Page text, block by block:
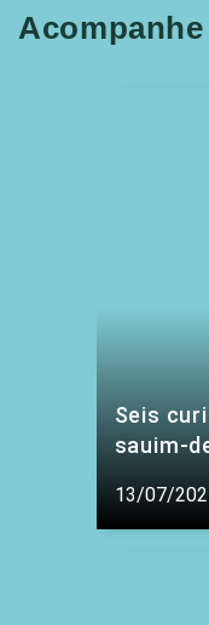
Seis
sauim-
13/07/